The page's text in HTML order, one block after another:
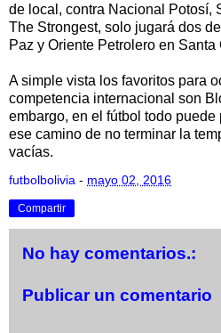
de local, contra Nacional Potosí,
The Strongest, solo jugará dos
Paz y Oriente Petrolero en Santa
A simple vista los favoritos para
competencia internacional son
embargo, en el fútbol todo
ese camino de no terminar la
vacías.
futbolbolivia - mayo 02, 2016
Compartir
No hay comentarios.:
Publicar un comentario